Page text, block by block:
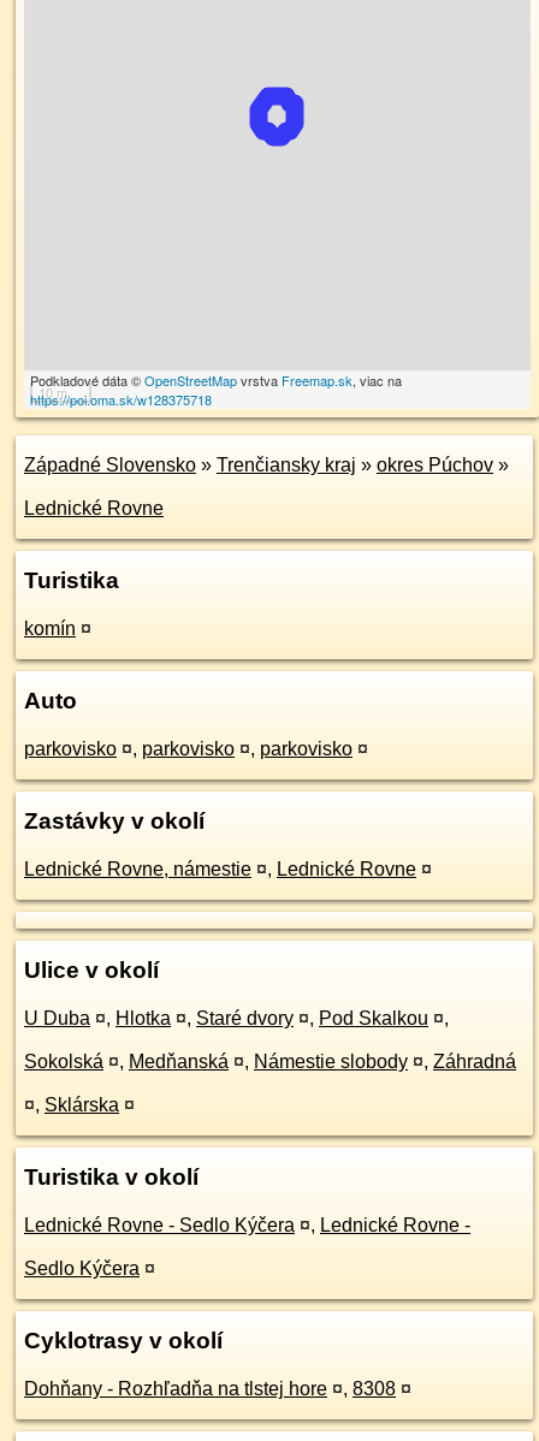
10 m
Podkladové dáta ©OpenStreetMapvrstva Freemap.sk, viac na
https://poi.oma.sk/w128375718
Západné Slovensko » Trenčiansky kraj » okres Púchov »
Lednické Rovne
Turistika
komín ¤
Auto
parkovisko ¤, parkovisko ¤, parkovisko ¤
Zastávky v okolí
Lednické Rovne, námestie ¤, Lednické Rovne ¤
Ulice v okolí
U Duba ¤, Hlotka ¤, Staré dvory ¤, Pod Skalkou ¤,
Sokolská ¤, Medňanská ¤, Námestie slobody ¤, Záhradná
¤, Sklárska ¤
Turistika v okolí
Lednické Rovne - Sedlo Kýčera ¤, Lednické Rovne -
Sedlo Kýčera ¤
Cyklotrasy v okolí
Dohňany - Rozhľadňa na tlstej hore ¤, 8308 ¤